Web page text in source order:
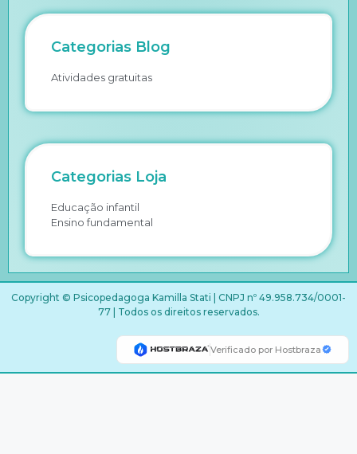
Categorias Blog
Atividades gratuitas
Categorias Loja
Educação infantil
Ensino fundamental
Copyright © Psicopedagoga Kamilla Stati | CNPJ nº 49.958.734/0001-
77 | Todos os direitos reservados.